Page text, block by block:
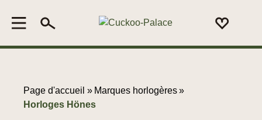
Page d'accueil » Marques horlogères»
Horloges Hönes